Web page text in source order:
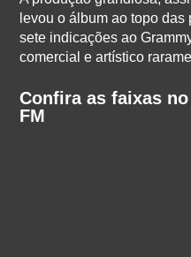
levou o álbum ao topo
sete indicações ao
comercial e artístico
Confira as faixas
FM